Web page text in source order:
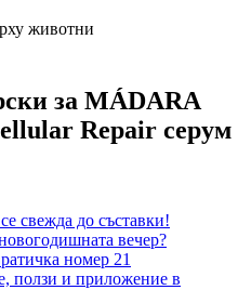
животни
за MÁDARA
Repair серум
свежда до съставки!
вечер?
номер 21
ползи и приложение в